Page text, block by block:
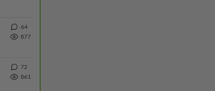
64
877
72
861